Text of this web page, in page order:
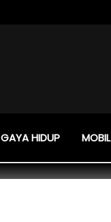
GAYA HIDUP MOBIL